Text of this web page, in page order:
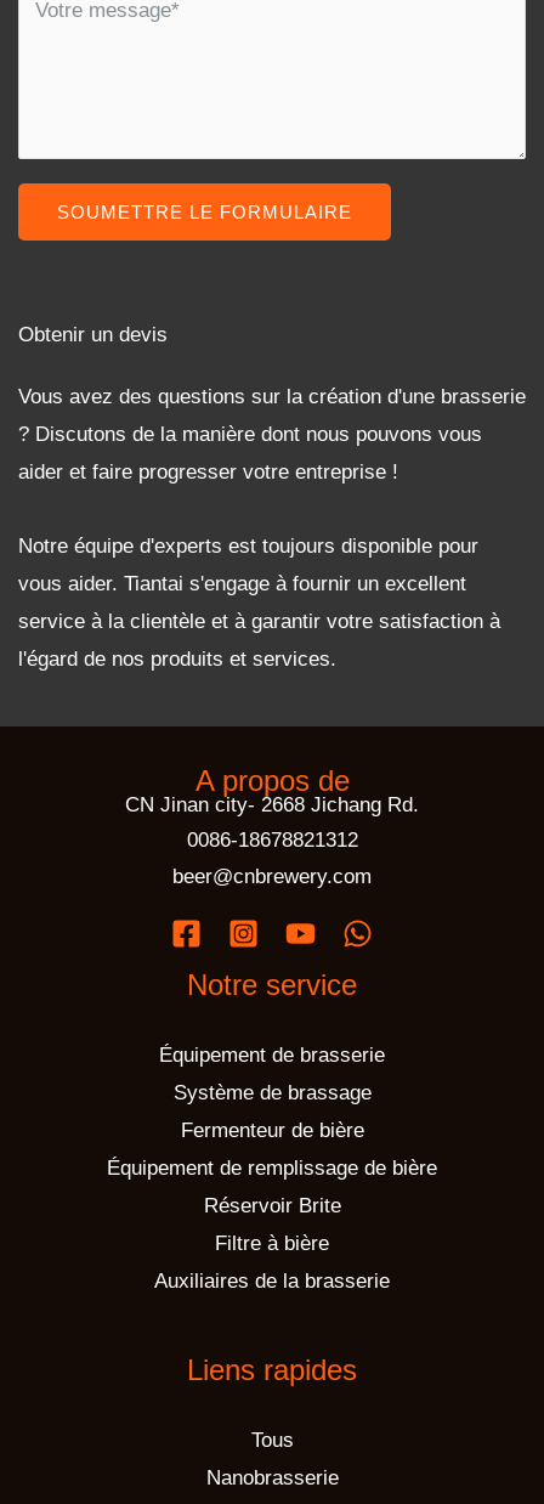
SOUMETTRE LE FORMULAIRE
Obtenir un devis
Vous avez des questions sur la création d'une brasserie
? Discutons de la manière dont nous pouvons vous
aider et faire progresser votre entreprise !
Notre équipe d'experts est toujours disponible pour
vous aider. Tiantai s'engage à fournir un excellent
service à la clientèle et à garantir votre satisfaction à
l'égard de nos produits et services.
A propos de
CN Jinan city- 2668 Jichang Rd.
0086-18678821312
beer@cnbrewery.com
Notre service
Équipement de brasserie
Système de brassage
Fermenteur de bière
Équipement de remplissage de bière
Réservoir Brite
Filtre à bière
Auxiliaires de la brasserie
Liens rapides
Tous
Nanobrasserie